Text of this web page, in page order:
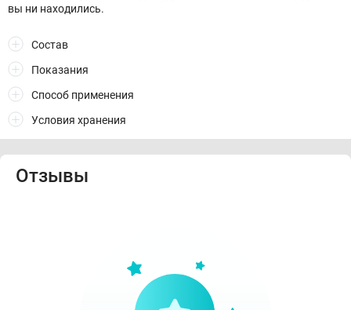
вы ни находились.
Состав
Показания
Способ применения
Условия хранения
Отзывы